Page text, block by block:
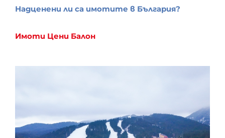
Надценени ли са имотите в България?
Имоти Цени Балон